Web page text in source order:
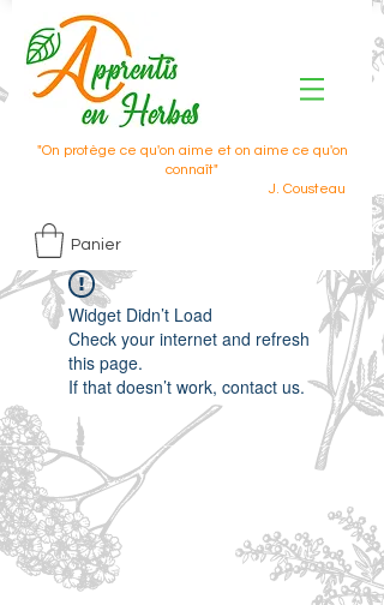
"On protège ce qu'on aime et on aime ce qu'on
connaît"
J. Cousteau
Panier
Widget Didn’t Load
Check your internet and refresh
this page.
If that doesn’t work, contact us.